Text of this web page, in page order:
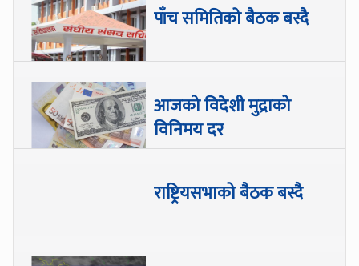
पाँच समितिको बैठक बस्दै
आजको विदेशी मुद्राको
विनिमय दर
राष्ट्रियसभाको बैठक बस्दै